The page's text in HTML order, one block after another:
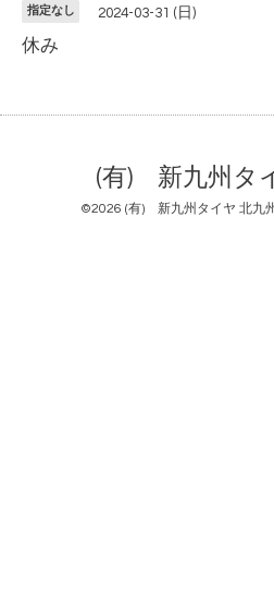
指定なし 2024-03-31 (日)
休み
(有) 新九州タ
©2026 (有) 新九州タイヤ 北九